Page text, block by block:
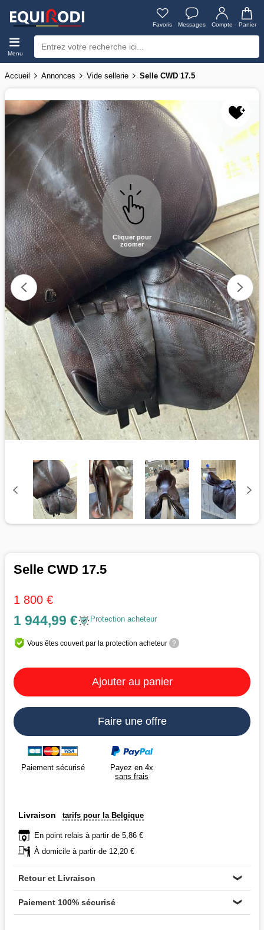
Favoris Messages Compte Panier
Menu
Accueil Annonces Vide sellerie Selle CWD 17.5
Cliquer pour
zoomer
Selle CWD 17.5
1 800 €
1 944,99 € Protection acheteur
Vous êtes couvert par la protection acheteur ?
Ajouter au panier
Faire une offre
Paiement sécurisé
Payez en 4x
sans frais
Livraison tarifs pour la Belgique
En point relais à partir de 5,86 €
À domicile à partir de 12,20 €
Retour et Livraison ❯
Paiement 100% sécurisé ❯